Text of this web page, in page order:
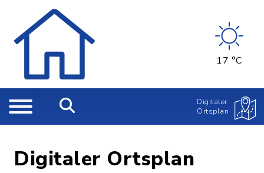
17 °C
Digitaler
Ortsplan
Digitaler Ortsplan